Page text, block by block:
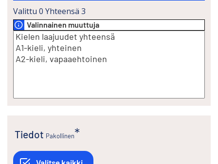
Valittu 0 Yhteensä 3
Valinnainen muuttuja
Tiedot Pakollinen